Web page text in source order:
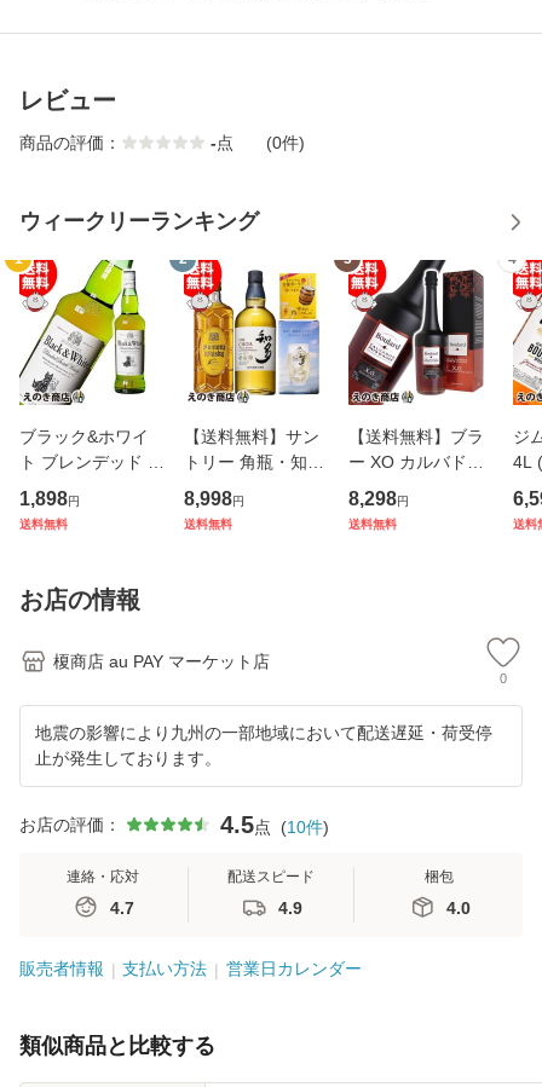
レビュー
商品の評価： -点 (0件)
ウィークリーランキング
1
ブラック&ホワイ
ト ブレンデッド 7
00ml ブレンデッド
ウイスキー 40度
1,898円
送料無料
2
【送料無料】サン
トリー 角瓶・知多
定量ポーラー1個
・ 知多オリジナル
8,998円
送料無料
3
【送料無料】ブラ
ー XO カルバドス
700ml カルヴァド
ス ブランデー 40
8,298円
送料無料
4
ジ
4L
ト
ウ
送料
お店の情報
榎商店 au PAY マーケット店
0
地震の影響により九州の一部地域において配送遅延・荷受停
止が発生しております。
お店の評価： 4.5点 (10件)
連絡・応対
4.7
配送スピード
4.9
梱包
4.0
販売者情報 支払い方法 営業日カレンダー
類似商品と比較する